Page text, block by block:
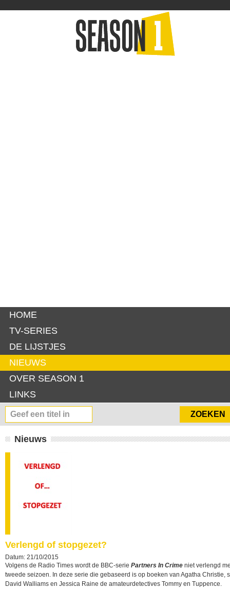
HOME
TV-SERIES
DE LIJSTJES
NIEUWS
OVER SEASON 1
LINKS
Nieuws
Verlengd of stopgezet?
Datum: 21/10/2015
Volgens de Radio Times wordt de BBC-serie Partners In Crime niet verlengd
tweede seizoen. In deze serie die gebaseerd is op boeken van Agatha Christie,
David Walliams en Jessica Raine de amateurdetectives Tommy en Tuppence.